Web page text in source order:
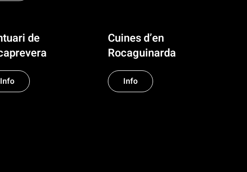
de
Info
Cuines d’en
Rocaguinarda
Info